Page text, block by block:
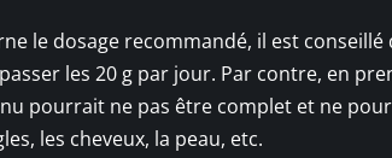
le dosage recommandé, il est
les 20 g par jour. Par contre, en
pourrait ne pas être complet et ne
les cheveux, la peau, etc.